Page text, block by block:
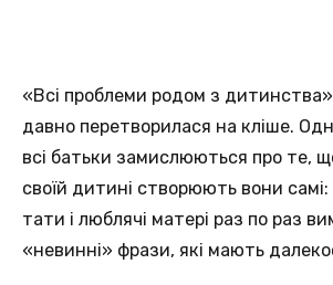
«Всі проблеми родом з
давно перетворилася на кліше.
всі батьки замислюються про те,
своїй дитині створюють вони самі:
тати і люблячі матері раз по раз
«невинні» фрази, які мають